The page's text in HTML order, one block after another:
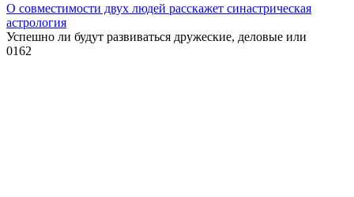
О совместимости двух людей расскажет синастрическая
астрология
Успешно ли будут развиваться дружеские, деловые или
0162